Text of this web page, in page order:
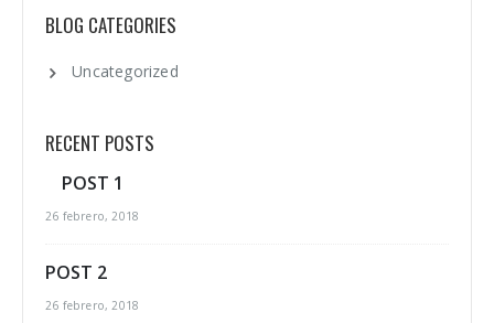
BLOG CATEGORIES
Uncategorized
RECENT POSTS
POST 1
26 febrero, 2018
POST 2
26 febrero, 2018